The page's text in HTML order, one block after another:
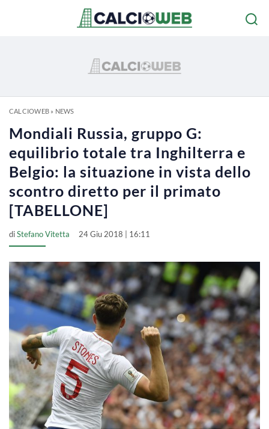
CALCIOWEB» NEWS
Mondiali Russia, gruppo G:
equilibrio totale tra Inghilterra e
Belgio: la situazione in vista dello
scontro diretto per il primato
[TABELLONE]
diStefano Vitetta 24 Giu 2018 | 16:11